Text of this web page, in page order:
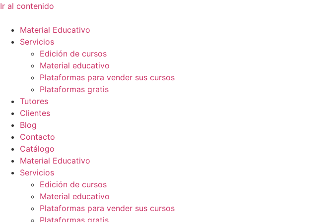
Ir al contenido
Material Educativo
Servicios
Edición de cursos
Material educativo
Plataformas para vender sus cursos
Plataformas gratis
Tutores
Clientes
Blog
Contacto
Catálogo
Material Educativo
Servicios
Edición de cursos
Material educativo
Plataformas para vender sus cursos
Plataformas gratis